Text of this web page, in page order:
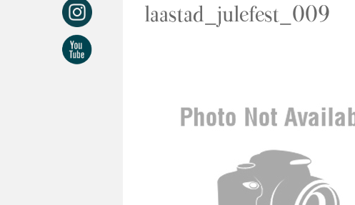
laastad_julefest_009